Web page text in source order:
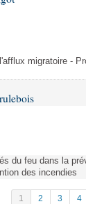
migratoire -
du feu dans la
des incendies
1 2 3 4